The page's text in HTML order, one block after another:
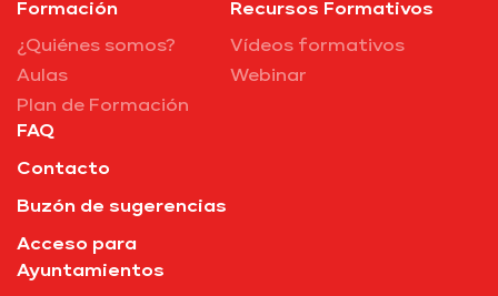
Formación
¿Quiénes somos?
Aulas
Plan de Formación
Recursos Formativos
Vídeos formativos
Webinar
FAQ
Contacto
Buzón de sugerencias
Acceso para
Ayuntamientos